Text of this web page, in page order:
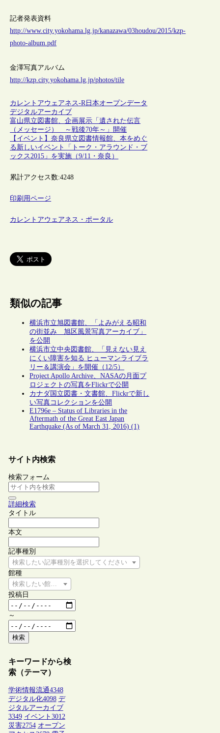
記者発表資料
http://www.city.yokohama.lg.jp/kanazawa/03houdou/2015/kzp-
photo-album.pdf
金澤写真アルバム
http://kzp.city.yokohama.lg.jp/photos/tile
カレントアウェアネス-R 日本オープンデータ
デジタルアーカイブ
富山県立図書館、企画展示「遺された伝言
（メッセージ） ～戦後70年～」開催
【イベント】奈良県立図書情報館、本をめぐ
る新しいイベント「トーク・アラウンド・ブ
ックス2015」を実施（9/11・奈良）
累計アクセス数:4248
印刷用ページ
カレントアウェアネス・ポータル
類似の記事
横浜市立旭図書館、「よみがえる昭和
の街並み 旭区風景写真アーカイブ」
を公開
横浜市立中央図書館、「見えない見え
にくい障害を知る ヒューマンライブラ
リー＆講演会」を開催（12/5）
Project Apollo Archive、NASAの月面プ
ロジェクトの写真をFlickrで公開
カナダ国立図書・文書館、Flickrで新し
い写真コレクションを公開
E1796e – Status of Libraries in the
Aftermath of the Great East Japan
Earthquake (As of March 31, 2016) (1)
サイト内検索
検索フォーム
詳細検索
タイトル
本文
記事種別
検索したい記事種別を選択してください
館種
検索したい館種を選択してください
投稿日
～
検索
キーワードから検
索（テーマ）
学術情報流通4348
デジタル化4098 デ
ジタルアーカイブ
3349 イベント 3012
災害2754 オープン